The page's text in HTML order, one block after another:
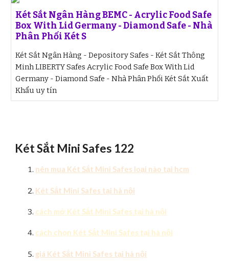
Két Sắt Ngân Hàng BEMC - Acrylic Food Safe
Box With Lid Germany - Diamond Safe - Nhà
Phân Phối Két S
Két Sắt Ngân Hàng - Depository Safes - Két Sắt Thông
Minh LIBERTY Safes Acrylic Food Safe Box With Lid
Germany - Diamond Safe - Nhà Phân Phối Két Sắt Xuất
Khẩu uy tín
Két Sắt Mini Safes 122
nên mua Két Sắt Mini Safes loại nào tại hcm
Két Sắt Mini Safes tại hà nội
cách mở Két Sắt Mini Safes tại hà nội
cách chọn Két Sắt Mini Safes tại hà nội
giá Két Sắt Mini Safes tại hà nội